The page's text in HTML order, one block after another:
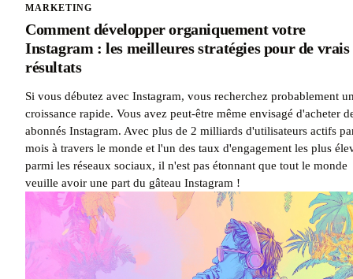
MARKETING
Comment développer organiquement votre
Instagram : les meilleures stratégies pour de vrais
résultats
Si vous débutez avec Instagram, vous recherchez probablement
croissance rapide. Vous avez peut-être même envisagé d'acheter
abonnés Instagram. Avec plus de 2 milliards d'utilisateurs actifs
mois à travers le monde et l'un des taux d'engagement les plus
parmi les réseaux sociaux, il n'est pas étonnant que tout le monde
veuille avoir une part du gâteau Instagram !